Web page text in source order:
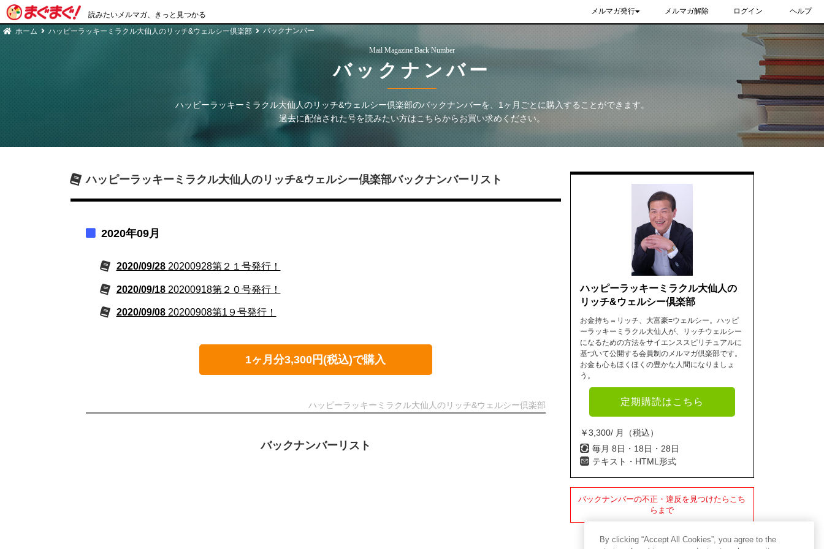
読みたいメルマガ、きっと見つかる メルマガ発行 メルマガ解除 ログイン ヘルプ
ホーム ハッピーラッキーミラクル大仙人のリッチ&ウェルシー倶楽部 バックナンバー
Mail Magazine Back Number
バックナンバー
ハッピーラッキーミラクル大仙人のリッチ&ウェルシー倶楽部のバックナンバーを、1ヶ月ごとに購入することができます。
過去に配信された号を読みたい方はこちらからお買い求めください。
ハッピーラッキーミラクル大仙人のリッチ&ウェルシー倶楽部バックナンバーリスト
2020年09月
2020/09/28 20200928第２１号発行！
2020/09/18 20200918第２０号発行！
2020/09/08 20200908第1９号発行！
1ヶ月分3,300円(税込)で購入
ハッピーラッキーミラクル大仙人のリッチ&ウェルシー倶楽部
バックナンバーリスト
ハッピーラッキーミラクル大仙人の
リッチ&ウェルシー倶楽部
お金持ち＝リッチ、大富豪=ウェルシー。ハッピ
ーラッキーミラクル大仙人が、リッチウェルシー
になるための方法をサイエンススピリチュアルに
基づいて公開する会員制のメルマガ倶楽部です。
お金も心もほくほくの豊かな人間になりましょ
う。
定期購読はこちら
￥3,300/ 月（税込）
毎月 8日・18日・28日
テキスト・HTML形式
バックナンバーの不正・違反を見つけたらこち
らまで
By clicking “Accept All Cookies”, you agree to the